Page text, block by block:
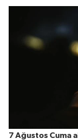
7 Ağustos Cuma